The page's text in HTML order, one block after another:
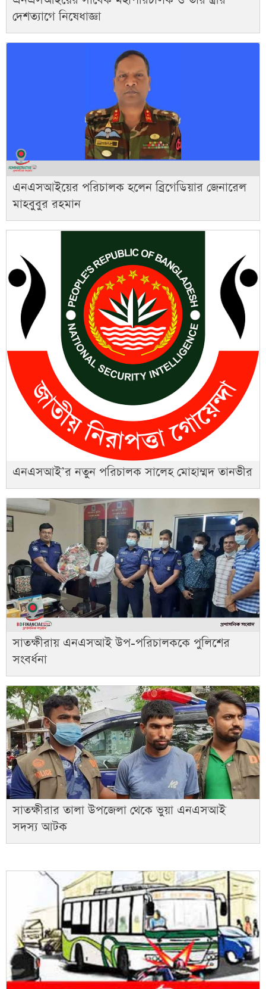
দেশত্যাগে নিষেধাজ্ঞা
এনএসআইয়ের পরিচালক হলেন ব্রিগেডিয়ার জেনারেল
মাহবুবুর রহমান
এনএসআই’র নতুন পরিচালক সালেহ মোহাম্মদ তানভীর
সাতক্ষীরায় এনএসআই উপ-পরিচালককে পুলিশের
সংবর্ধনা
সাতক্ষীরার তালা উপজেলা থেকে ভুয়া এনএসআই
সদস্য আটক